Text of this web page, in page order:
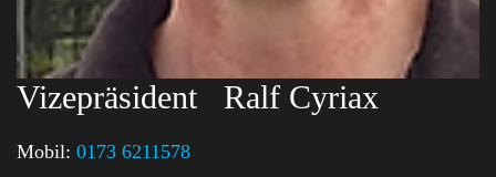
Vizepräsident Ralf Cyriax
Mobil: 0173 6211578